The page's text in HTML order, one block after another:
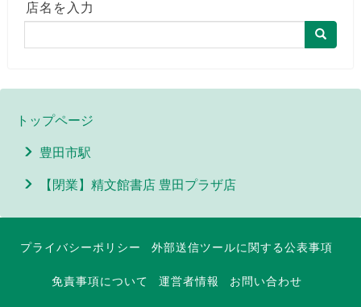
店名を入力
トップページ
豊田市駅
【閉業】精文館書店 豊田プラザ店
プライバシーポリシー 外部送信ツールに関する公表事項
免責事項について 運営者情報 お問い合わせ